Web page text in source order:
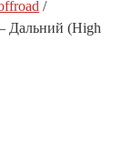
/
Дальний (High